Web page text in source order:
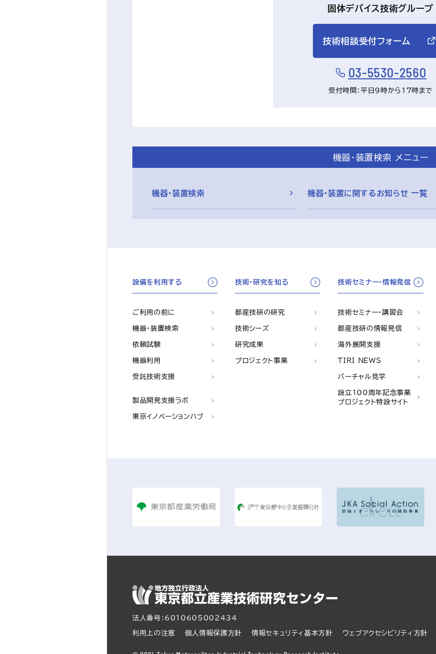
固体デバイス技術グループ
技術相談受付フォーム
03-5530-2560
受付時間：平日9時から17時まで
機器・装置検索 メニュー
機器・装置検索 機器・装置に関するお知らせ 一覧
設備を利用する
ご利用の前に
機器・装置検索
依頼試験
機器利用
受託技術支援
製品開発支援ラボ
東京イノベーションハブ
技術・研究を知る
都産技研の研究
技術シーズ
研究成果
プロジェクト事業
技術セミナー・情報発信
技術セミナー・講習会
都産技研の情報発信
海外展開支援
TIRI NEWS
バーチャル見学
設立100周年記念事業
プロジェクト特設サイト
法人番号：6010605002434
利用上の注意 個人情報保護方針 情報セキュリティ基本方針 ウェブアクセシビリティ方針